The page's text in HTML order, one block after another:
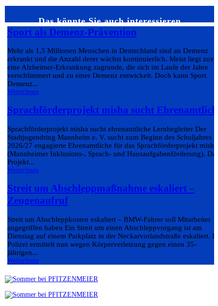
Das könnte Sie auch interessieren…
Sport als Demenz-Prävention
Mehr als 1,5 Millionen Menschen in Deutschland sind an Demenz
erkrankt und die Anzahl derer wächst kontinuierlich. Meist liegt
eine Alzheimer-Erkrankung zugrunde, die sich im Laufe der Jahre
verschlimmert und zu einer Demenz entwickelt. Doch kann Sport
Demenz...
Weiterlesen
Sprachförderprojekt misha sucht
Sprachförderprojekt misha sucht ehrenamtliche Lernbegleiter Der
Stadtjugendring Mannheim e. V. sucht zum Beginn des Schuljahres
2026/27 engagierte Ehrenamtliche für das Sprachförderprojekt misha
(Mannheimer Inklusions-, Sprach- und Hausaufgabenförderung).
Projekt...
Weiterlesen
Streit um Abschleppmaßnahme eskaliert –
Zeugenaufruf
Streit um Abschleppkosten eskaliert – BMW-Fahrer soll Mitarbeiter
angegriffen haben Ein Streit um einen Abschleppvorgang ist am
Dienstag auf einem Parkplatz in der Neckarvorlandstraße eskaliert.
Polizei ermittelt nun wegen Körperverletzung gegen einen 35-
jährigen...
Weiterlesen